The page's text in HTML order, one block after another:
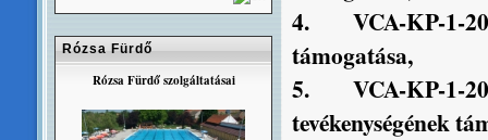
4.
VCA-KP-1-
támogatása,
5.
VCA-KP-1-
tevékenységének
Rózsa Fürdő
Rózsa Fürdő szolgáltatásai